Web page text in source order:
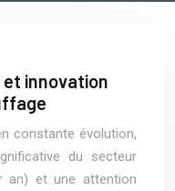
innovation
constante évolution,
du secteur
an) et une attention